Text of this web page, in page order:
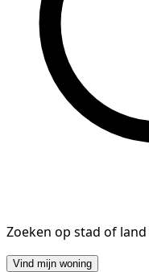
Zoeken op stad of land
Vind mijn woning